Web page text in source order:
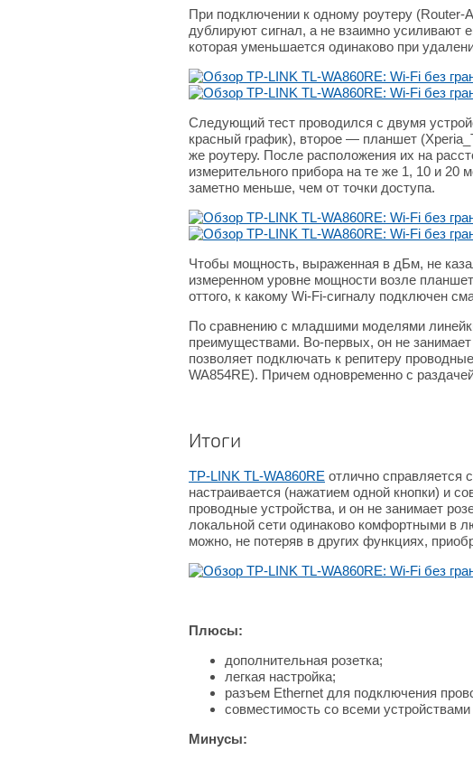
При подключении к одному роутеру (Router-
дублируют сигнал, а не взаимно усиливают
которая уменьшается одинаково при
Следующий тест проводился с двумя
красный график), второе — планшет
же роутеру. После расположения их на
измерительного прибора на те же 1, 10 и 20
заметно меньше, чем от точки доступа.
Чтобы мощность, выраженная в дБм, не
измеренном уровне мощности возле
оттого, к какому Wi-Fi-сигналу подключен
По сравнению с младшими моделями
преимуществами. Во-первых, он не
позволяет подключать к репитеру
WA854RE). Причем одновременно с
Итоги
TP-LINK TL-WA860RE отлично справляется
настраивается (нажатием одной кнопки) и
проводные устройства, и он не занимает
локальной сети одинаково комфортными в
можно, не потеряв в других функциях,
Плюсы:
дополнительная розетка;
легкая настройка;
разъем Ethernet для подключения
совместимость со всеми
Минусы: